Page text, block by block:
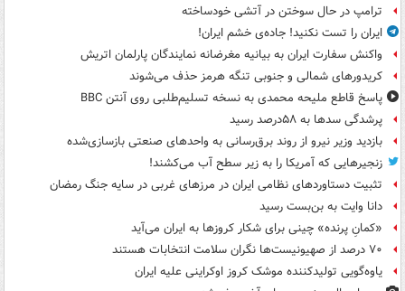
ترامپ در حال سوختن در آتشی خودساخته
ایران را تست نکنید! جاده‌ی خشم ایران!
واکنش سفارت ایران به بیانیه مغرضانه نمایندگان پارلمان اتریش
کریدورهای شمالی و جنوبی تنگه هرمز حذف می‌شوند
پاسخ قاطع ملیحه محمدی به نسخه تسلیم‌طلبی روی آنتن BBC
پرشدگی سدها به ۵۸درصد رسید
بازدید وزیر نیرو از روند برق‌رسانی به واحدهای صنعتی بازسازی‌شده
زنجیرهایی که آمریکا را به زیر سطح آب می‌کشند!
تثبیت دستاوردهای نظامی ایران در مرزهای غربی در سایه جنگ رمضان
دانا وایت به بن‌بست رسید
«کمانِ پرنده» چینی برای شکار کروزها به ایران می‌آید
۷۰ درصد از صهیونیست‌ها نگران سلامت انتخابات هستند
یاوه‌گویی تولیدکننده موشک کروز اوکراینی علیه ایران